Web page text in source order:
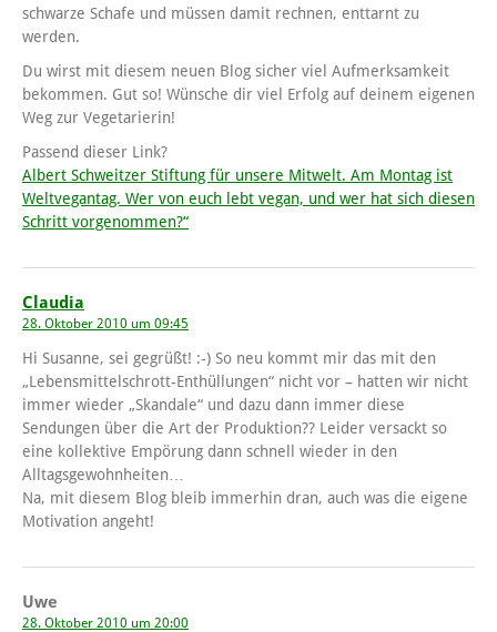
schwarze Schafe und müssen damit rechnen, enttarnt zu
werden.
Du wirst mit diesem neuen Blog sicher viel Aufmerksamkeit
bekommen. Gut so! Wünsche dir viel Erfolg auf deinem eigenen
Weg zur Vegetarierin!
Passend dieser Link?
Albert Schweitzer Stiftung für unsere Mitwelt. Am Montag ist
Weltvegantag. Wer von euch lebt vegan, und wer hat sich diesen
Schritt vorgenommen?“
Claudia
28. Oktober 2010 um 09:45
Hi Susanne, sei gegrüßt! :-) So neu kommt mir das mit den
„Lebensmittelschrott-Enthüllungen“ nicht vor – hatten wir nicht
immer wieder „Skandale“ und dazu dann immer diese
Sendungen über die Art der Produktion?? Leider versackt so
eine kollektive Empörung dann schnell wieder in den
Alltagsgewohnheiten…
Na, mit diesem Blog bleib immerhin dran, auch was die eigene
Motivation angeht!
Uwe
28. Oktober 2010 um 20:00